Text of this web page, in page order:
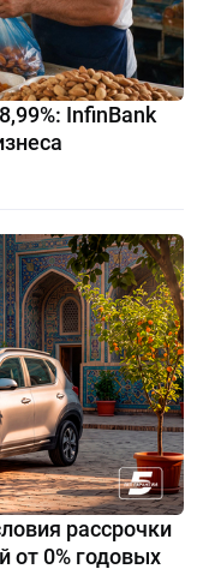
InfinBank
рассрочки
от 0% годовых